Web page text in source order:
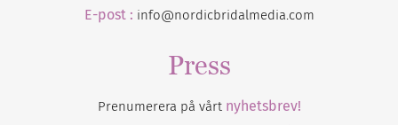
E-post : info@nordicbridalmedia.com
Press
Prenumerera på vårt nyhetsbrev!